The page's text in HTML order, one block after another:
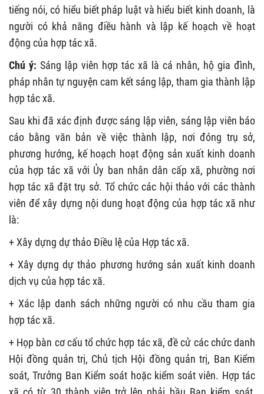
tiếng nói, có hiểu biết pháp luật và hiểu biết kinh doanh, là
người có khả năng điều hành và lập kế hoạch về hoạt
động của hợp tác xã.
Chú ý: Sáng lập viên hợp tác xã là cá nhân, hộ gia đình,
pháp nhân tự nguyện cam kết sáng lập, tham gia thành lập
hợp tác xã.
Sau khi đã xác định được sáng lập viên, sáng lập viên báo
cáo bằng văn bản về việc thành lập, nơi đóng trụ sở,
phương hướng, kế hoạch hoạt động sản xuất kinh doanh
của hợp tác xã với Ủy ban nhân dân cấp xã, phường nơi
hợp tác xã đặt trụ sở. Tổ chức các hội thảo với các thành
viên để xây dựng nội dung hoạt động của hợp tác xã như
là:
+ Xây dựng dự thảo Điều lệ của Hợp tác xã.
+ Xây dựng dự thảo phương hướng sản xuất kinh doanh
dịch vụ của hợp tác xã.
+ Xác lập danh sách những người có nhu cầu tham gia
hợp tác xã.
+ Họp bàn cơ cấu tổ chức hợp tác xã, đề cử các chức danh
Hội đồng quản trị, Chủ tịch Hội đồng quản trị, Ban Kiểm
soát, Trưởng Ban Kiểm soát hoặc kiểm soát viên. Hợp tác